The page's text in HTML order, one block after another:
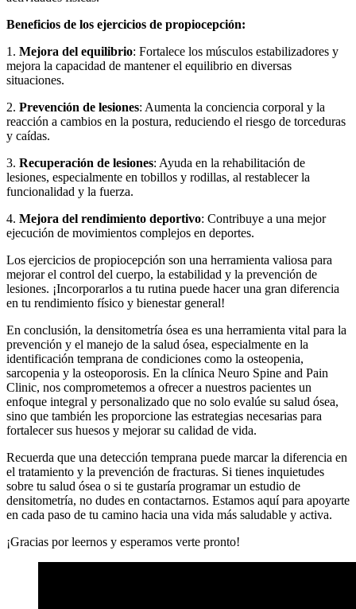
Beneficios de los ejercicios de propiocepción:
1. Mejora del equilibrio: Fortalece los músculos estabilizadores y
mejora la capacidad de mantener el equilibrio en diversas
situaciones.
2. Prevención de lesiones: Aumenta la conciencia corporal y la
reacción a cambios en la postura, reduciendo el riesgo de torceduras
y caídas.
3. Recuperación de lesiones: Ayuda en la rehabilitación de
lesiones, especialmente en tobillos y rodillas, al restablecer la
funcionalidad y la fuerza.
4. Mejora del rendimiento deportivo: Contribuye a una mejor
ejecución de movimientos complejos en deportes.
Los ejercicios de propiocepción son una herramienta valiosa para
mejorar el control del cuerpo, la estabilidad y la prevención de
lesiones. ¡Incorporarlos a tu rutina puede hacer una gran diferencia
en tu rendimiento físico y bienestar general!
En conclusión, la densitometría ósea es una herramienta vital para la
prevención y el manejo de la salud ósea, especialmente en la
identificación temprana de condiciones como la osteopenia,
sarcopenia y la osteoporosis. En la clínica Neuro Spine and Pain
Clinic, nos comprometemos a ofrecer a nuestros pacientes un
enfoque integral y personalizado que no solo evalúe su salud ósea,
sino que también les proporcione las estrategias necesarias para
fortalecer sus huesos y mejorar su calidad de vida.
Recuerda que una detección temprana puede marcar la diferencia en
el tratamiento y la prevención de fracturas. Si tienes inquietudes
sobre tu salud ósea o si te gustaría programar un estudio de
densitometría, no dudes en contactarnos. Estamos aquí para apoyarte
en cada paso de tu camino hacia una vida más saludable y activa.
¡Gracias por leernos y esperamos verte pronto!